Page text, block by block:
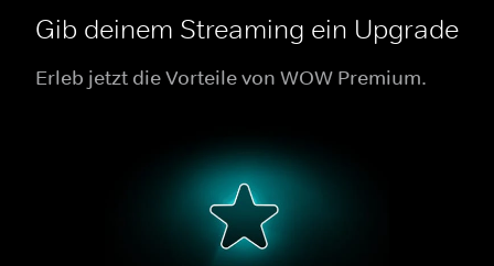
Gib deinem Streaming ein Upgrade
Erleb jetzt die Vorteile von WOW Premium.